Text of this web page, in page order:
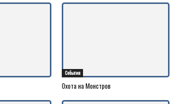
События
Охота на Монстров